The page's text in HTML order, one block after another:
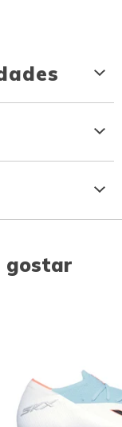
gostar